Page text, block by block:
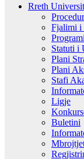
Rreth
Fjalimi i
Statuti i
Plani
Plani
Stafi
Ligje
Buletini